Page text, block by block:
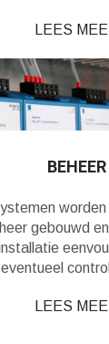
LEES
BEHEER
gebouwd
LEES